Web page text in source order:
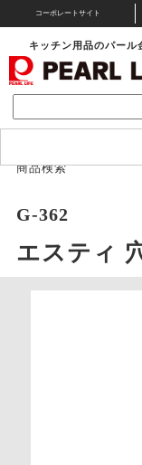
コーポレートサイト
キッチン用品のパール
商品検索
G-362
エスティ